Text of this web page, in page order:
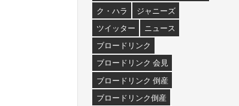
ク・ハラ
ジャニーズ
ツイッター
ニュース
ブロードリンク
ブロードリンク 会見
ブロードリンク 倒産
ブロードリンク倒産